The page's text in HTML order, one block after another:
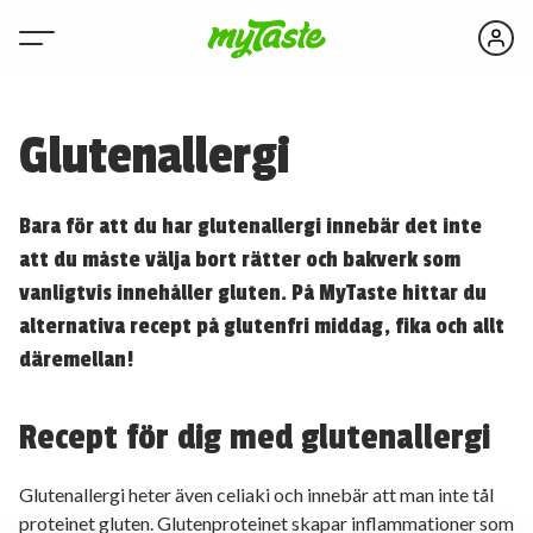
Glutenallergi
Bara för att du har glutenallergi innebär det inte
att du måste välja bort rätter och bakverk som
vanligtvis innehåller gluten. På MyTaste hittar du
alternativa recept på glutenfri middag, fika och allt
däremellan!
Recept för dig med glutenallergi
Glutenallergi heter även celiaki och innebär att man inte tål
proteinet gluten. Glutenproteinet skapar inflammationer som